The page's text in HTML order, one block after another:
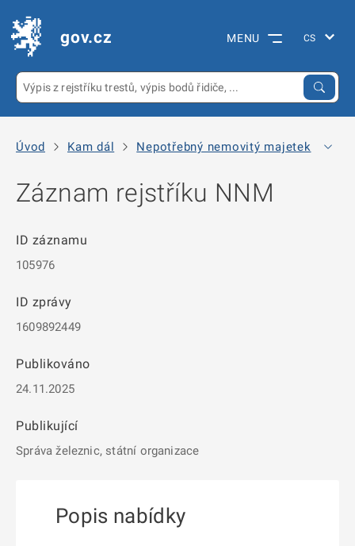
gov.cz MENU
Úvod Kam dál Nepotřebný nemovitý majetek
Záznam rejstříku NNM
ID záznamu
105976
ID zprávy
1609892449
Publikováno
24.11.2025
Publikující
Správa železnic, státní organizace
Popis nabídky